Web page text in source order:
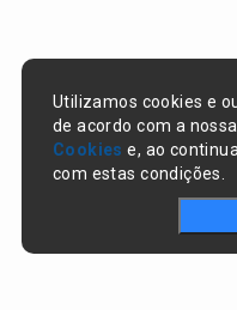
Utilizamos cookies e
de acordo com a
Cookies e, ao
com estas condições.